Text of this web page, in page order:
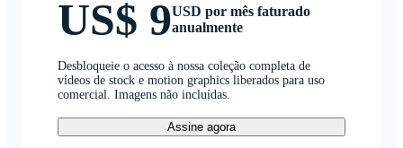
US$ 9USD por mês faturado
anualmente
Desbloqueie o acesso à nossa coleção completa de
vídeos de stock e motion graphics liberados para uso
comercial. Imagens não incluídas.
Assine agora